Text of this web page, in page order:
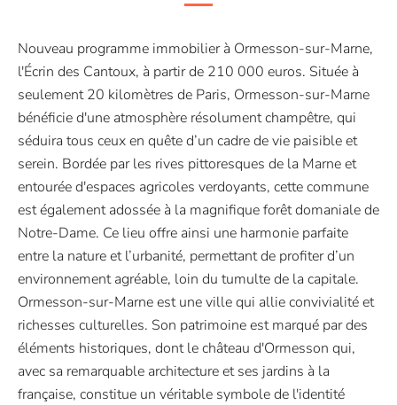
Nouveau programme immobilier à Ormesson-sur-Marne,
l'Écrin des Cantoux, à partir de 210 000 euros. Située à
seulement 20 kilomètres de Paris, Ormesson-sur-Marne
bénéficie d'une atmosphère résolument champêtre, qui
séduira tous ceux en quête d’un cadre de vie paisible et
serein. Bordée par les rives pittoresques de la Marne et
entourée d'espaces agricoles verdoyants, cette commune
est également adossée à la magnifique forêt domaniale de
Notre-Dame. Ce lieu offre ainsi une harmonie parfaite
entre la nature et l’urbanité, permettant de profiter d’un
environnement agréable, loin du tumulte de la capitale.
Ormesson-sur-Marne est une ville qui allie convivialité et
richesses culturelles. Son patrimoine est marqué par des
éléments historiques, dont le château d'Ormesson qui,
avec sa remarquable architecture et ses jardins à la
française, constitue un véritable symbole de l'identité